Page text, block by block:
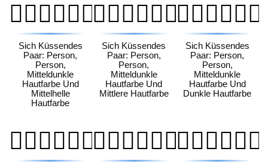
🧑🏾‍❤️‍💋‍🧑🏼
Sich Küssendes
Paar: Person,
Person,
Mitteldunkle
Hautfarbe Und
Mittelhelle
Hautfarbe
🧑🏾‍❤️‍💋‍🧑🏽
Sich Küssendes
Paar: Person,
Person,
Mitteldunkle
Hautfarbe Und
Mittlere Hautfarbe
🧑🏾‍❤️‍💋‍🧑🏿
Sich Küssendes
Paar: Person,
Person,
Mitteldunkle
Hautfarbe Und
Dunkle Hautfarbe
🧑🏿‍❤️‍💋‍🧑🏻🧑🏿‍❤️‍💋‍🧑🏼🧑🏿‍❤️‍💋‍🧑🏽